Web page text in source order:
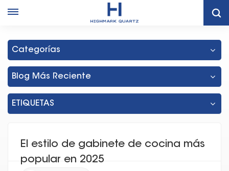
Gabinete Al Mejor Precio De Tailandia
Categorías
Blog Más Reciente
ETIQUETAS
El estilo de gabinete de cocina más
popular en 2025